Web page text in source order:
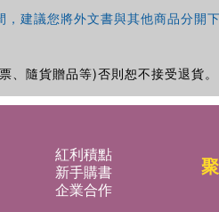
建議您將外文書與其他商品分開
隨貨贈品等)否則恕不接受退貨。
紅利積點
新手購書
企業合作